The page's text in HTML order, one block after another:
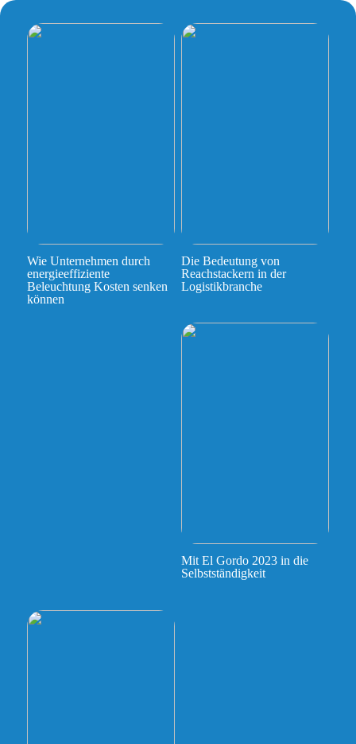
Wie Unternehmen durch
energieeffiziente
Beleuchtung Kosten senken
können
Die Bedeutung von
Reachstackern in der
Logistikbranche
Mit El Gordo 2023 in die
Selbstständigkeit